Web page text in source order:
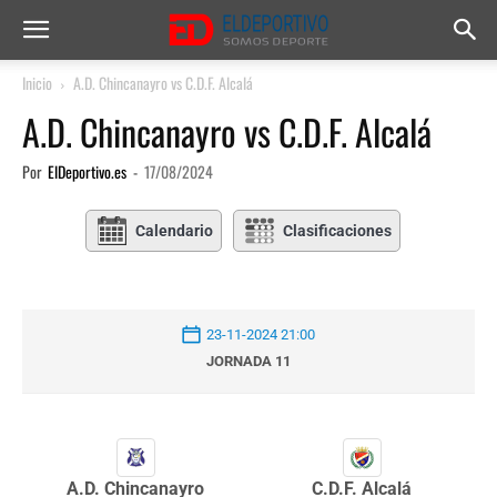
Inicio A.D. Chincanayro vs C.D.F. Alcalá
A.D. Chincanayro vs C.D.F. Alcalá
Por ElDeportivo.es - 17/08/2024
Calendario Clasificaciones
23-11-2024 21:00
JORNADA 11
A.D. Chincanayro C.D.F. Alcalá